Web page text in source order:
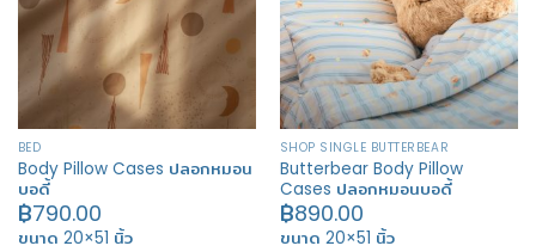
BED
Body Pillow Cases ปลอกหมอน
บอดี้
฿790.00
ขนาด 20×51 นิ้ว
SHOP SINGLE BUTTERBEAR
Butterbear Body Pillow
Cases ปลอกหมอนบอดี้
฿890.00
ขนาด 20×51 นิ้ว